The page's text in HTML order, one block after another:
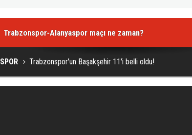
Trabzonspor-Alanyaspor maçı ne zaman?
Trabzonspor'un rakibi Alanyaspor'da kaç eksik var?
SPOR Trabzonspor'un Başakşehir 11'i belli oldu!